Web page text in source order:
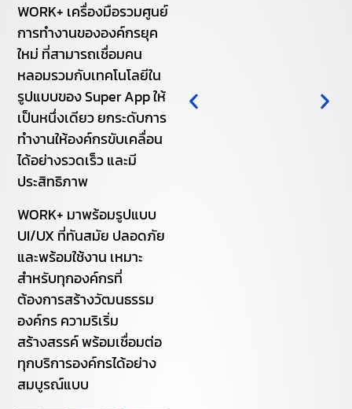
WORK+ เครื่องมือรวมศูนย์
การทำงานขององค์กรยุค
ใหม่ ที่สามารถเชื่อมคน
หลอมรวมกับเทคโนโลยีใน
รูปแบบของ Super App ให้
เป็นหนึ่งเดียว ยกระดับการ
ทำงานให้องค์กรขับเคลื่อน
ได้อย่างรวดเร็ว และมี
ประสิทธิภาพ
WORK+ มาพร้อมรูปแบบ
UI/UX ที่ทันสมัย ปลอดภัย
และพร้อมใช้งาน เหมาะ
สำหรับทุกองค์กรที่
ต้องการสร้างวัฒนธรรม
องค์กร ความริเริ่ม
สร้างสรรค์ พร้อมเชื่อมต่อ
ทุกบริการองค์กรได้อย่าง
สมบูรณ์แบบ